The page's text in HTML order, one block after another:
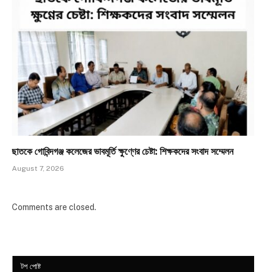
ছাতকে গোবিন্দগঞ্জ কলেজের ভাবমূর্তি ক্ষুণ্ণের চেষ্টা: শিক্ষকদের সংবাদ সম্মেলন
August 7, 2026
Comments are closed.
টপ পোষ্ট